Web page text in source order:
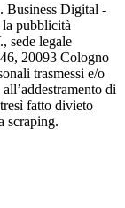
Business Digital -
pubblicità
sede legale
20093 Cologno
trasmessi e/o
di
fatto divieto
scraping.